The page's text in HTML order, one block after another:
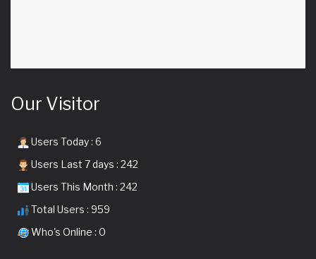
Our Visitor
Users Today : 6
Users Last 7 days : 242
Users This Month : 242
Total Users : 959
Who's Online : 0